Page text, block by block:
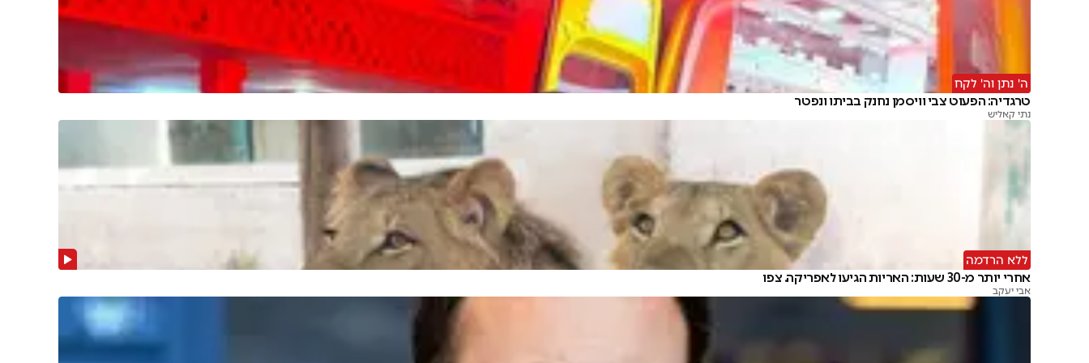
ה' נתן וה' לקח
טרגדיה: הפעוט צבי וויסמן נחנק בביתו ונפטר
נתי קאליש
ללא הרדמה
אחרי יותר מ-30 שעות: האריות הגיעו לאפריקה. צפו
אבי יעקב